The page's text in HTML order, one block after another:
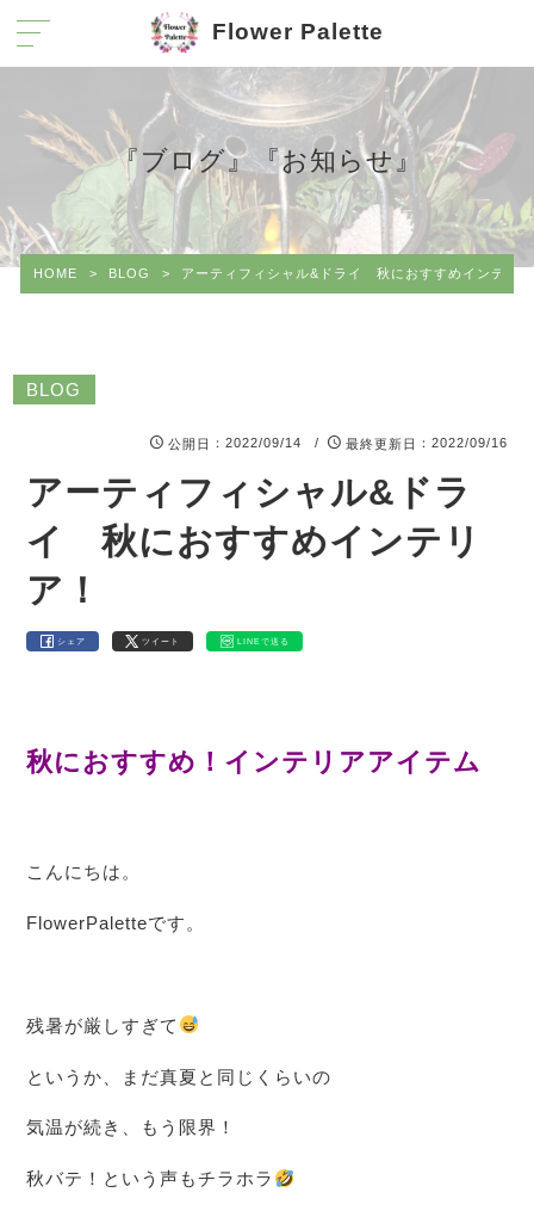
Flower Palette
『ブログ』『お知らせ』
HOME > BLOG > アーティフィシャル&ドライ 秋におすすめインテリ
BLOG
公開日 ：2022/09/14 / 最終更新日 ：2022/09/16
アーティフィシャル&ドラ
イ 秋におすすめインテリ
ア！
シェア ツイート LINEで送る
秋におすすめ！インテリアアイテム
こんにちは。
FlowerPaletteです。
残暑が厳しすぎて
というか、まだ真夏と同じくらいの
気温が続き、もう限界！
秋バテ！という声もチラホラ